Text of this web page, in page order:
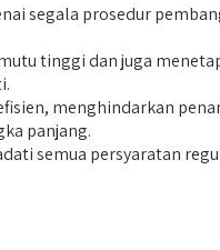
segala prosedur
tinggi dan juga
menghindarkan
panjang.
semua persyaratan